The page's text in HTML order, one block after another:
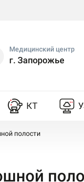
Медицинский центр
г. Запорожье
КТ
полости